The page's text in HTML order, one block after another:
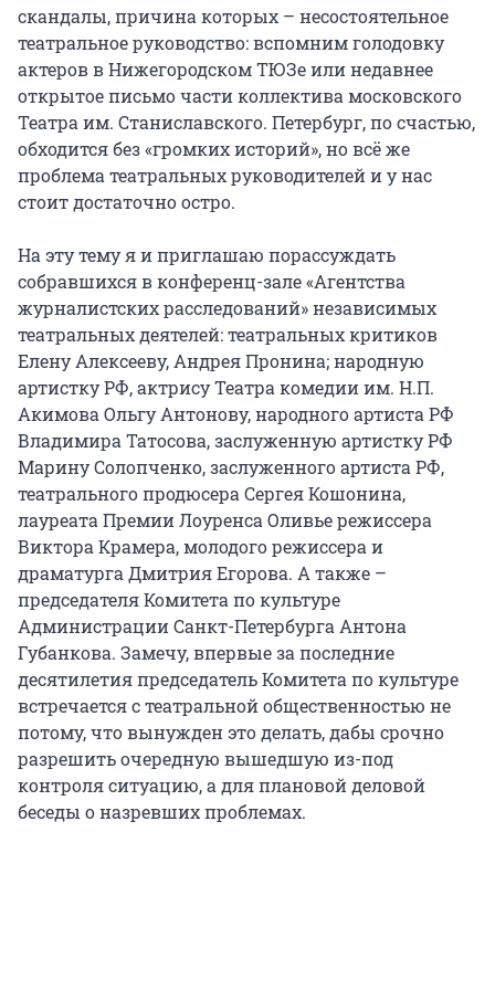
скандалы, причина которых – несостоятельное
театральное руководство: вспомним голодовку
актеров в Нижегородском ТЮЗе или недавнее
открытое письмо части коллектива московского
Театра им. Станиславского. Петербург, по счастью,
обходится без «громких историй», но всё же
проблема театральных руководителей и у нас
стоит достаточно остро.
На эту тему я и приглашаю порассуждать
собравшихся в конференц-зале «Агентства
журналистских расследований» независимых
театральных деятелей: театральных критиков
Елену Алексееву, Андрея Пронина; народную
артистку РФ, актрису Театра комедии им. Н.П.
Акимова Ольгу Антонову, народного артиста РФ
Владимира Татосова, заслуженную артистку РФ
Марину Солопченко, заслуженного артиста РФ,
театрального продюсера Сергея Кошонина,
лауреата Премии Лоуренса Оливье режиссера
Виктора Крамера, молодого режиссера и
драматурга Дмитрия Егорова. А также –
председателя Комитета по культуре
Администрации Санкт-Петербурга Антона
Губанкова. Замечу, впервые за последние
десятилетия председатель Комитета по культуре
встречается с театральной общественностью не
потому, что вынужден это делать, дабы срочно
разрешить очередную вышедшую из-под
контроля ситуацию, а для плановой деловой
беседы о назревших проблемах.